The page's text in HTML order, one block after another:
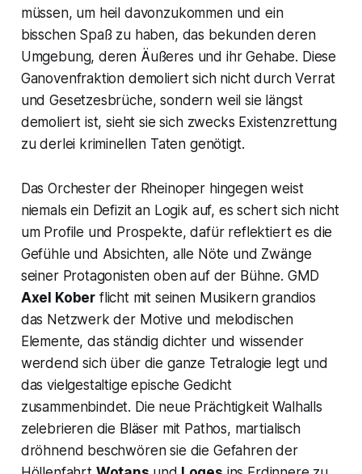
müssen, um heil davonzukommen und ein
bisschen Spaß zu haben, das bekunden deren
Umgebung, deren Äußeres und ihr Gehabe. Diese
Ganovenfraktion demoliert sich nicht durch Verrat
und Gesetzesbrüche, sondern weil sie längst
demoliert ist, sieht sie sich zwecks Existenzrettung
zu derlei kriminellen Taten genötigt.
Das Orchester der Rheinoper hingegen weist
niemals ein Defizit an Logik auf, es schert sich nicht
um Profile und Prospekte, dafür reflektiert es die
Gefühle und Absichten, alle Nöte und Zwänge
seiner Protagonisten oben auf der Bühne. GMD
Axel Kober flicht mit seinen Musikern grandios
das Netzwerk der Motive und melodischen
Elemente, das ständig dichter und wissender
werdend sich über die ganze Tetralogie legt und
das vielgestaltige epische Gedicht
zusammenbindet. Die neue PrächtigkeitWalhalls
zelebrieren die Bläser mit Pathos, martialisch
dröhnend beschwören sie die Gefahren der